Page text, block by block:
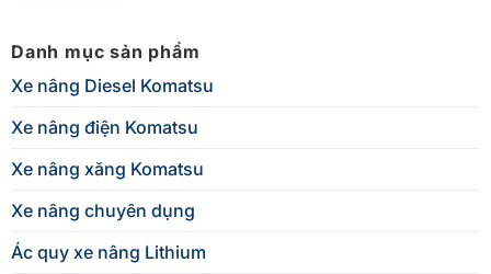
Danh mục sản phẩm
Xe nâng Diesel Komatsu
Xe nâng điện Komatsu
Xe nâng xăng Komatsu
Xe nâng chuyên dụng
Ác quy xe nâng Lithium